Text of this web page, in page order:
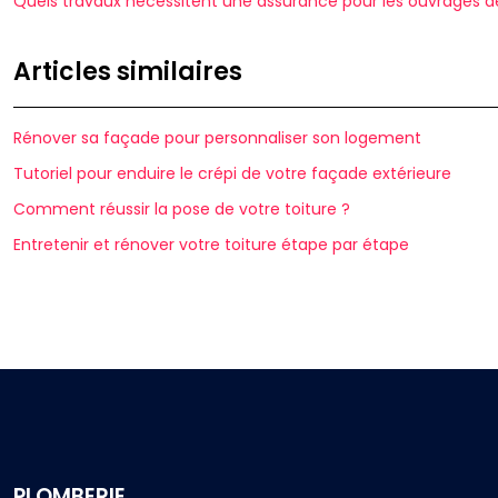
Articles similaires
Rénover sa façade pour personnaliser son logement
Tutoriel pour enduire le crépi de votre façade extérieure
Comment réussir la pose de votre toiture ?
Entretenir et rénover votre toiture étape par étape